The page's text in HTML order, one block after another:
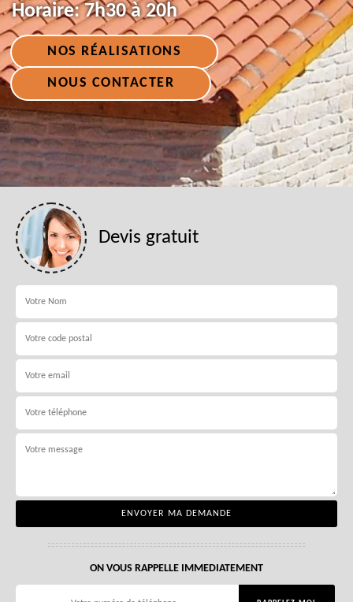
Horaire:7h30 à 20h
NOS RÉALISATIONS
NOUS CONTACTER
Devis gratuit
ON VOUS RAPPELLE IMMEDIATEMENT